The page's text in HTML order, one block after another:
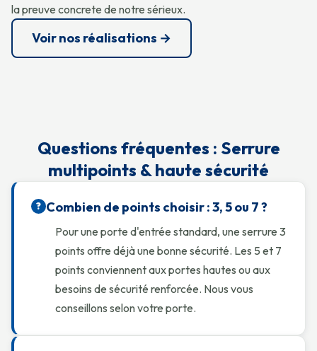
la preuve concrete de notre sérieux.
Voir nos réalisations →
Questions fréquentes : Serrure
multipoints & haute sécurité
? Combien de points choisir : 3, 5 ou 7 ?
Pour une porte d'entrée standard, une serrure 3
points offre déjà une bonne sécurité. Les 5 et 7
points conviennent aux portes hautes ou aux
besoins de sécurité renforcée. Nous vous
conseillons selon votre porte.